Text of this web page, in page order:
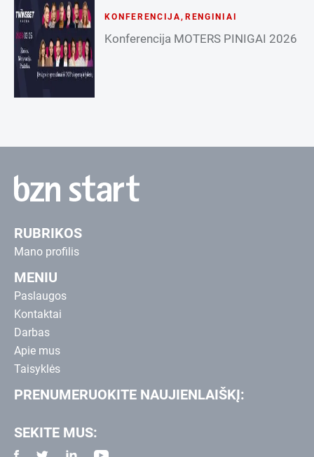
KONFERENCIJA, RENGINIAI
Konferencija MOTERS PINIGAI 2026
RUBRIKOS
Mano profilis
MENIU
Paslaugos
Kontaktai
Darbas
Apie mus
Taisyklės
PRENUMERUOKITE NAUJIENLAIŠKĮ:
SEKITE MUS: